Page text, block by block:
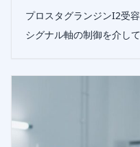
プロスタグランジンI2受
シグナル軸の制御を介し
維化に対する有望な治療